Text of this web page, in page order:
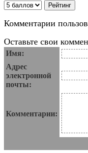
Комментарии
Оставьте свои
Имя:
Адрес
электронной
почты:
Комментарии: